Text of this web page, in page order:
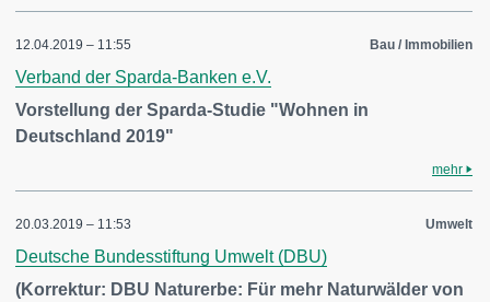
12.04.2019 – 11:55 Bau / Immobilien
Verband der Sparda-Banken e.V.
Vorstellung der Sparda-Studie "Wohnen in
Deutschland 2019"
mehr
20.03.2019 – 11:53 Umwelt
Deutsche Bundesstiftung Umwelt (DBU)
(Korrektur: DBU Naturerbe: Für mehr Naturwälder von